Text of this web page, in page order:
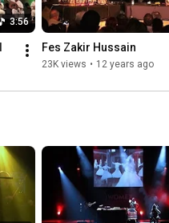
3:56
Fes Zakir Hussain
23K views • 12 years ago